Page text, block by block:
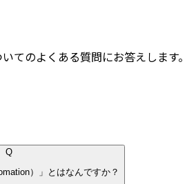
てのよくある質問にお答えします。
Q
）」とはなんですか？